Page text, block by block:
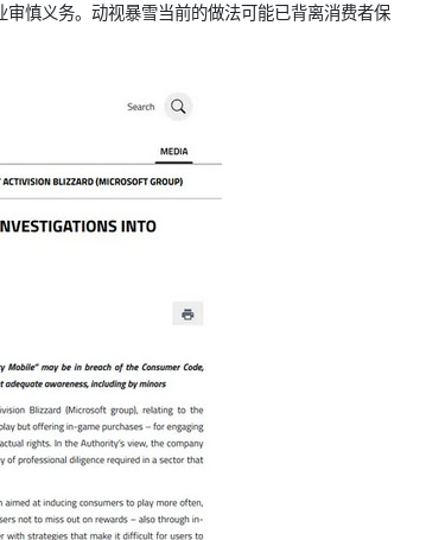
慎义务。动视暴雪当前的做法可能已背离消费者保